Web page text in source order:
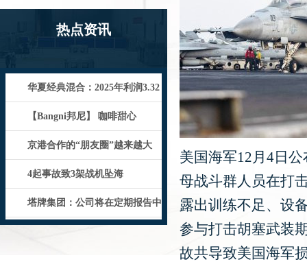
热点资讯
华夏经典混合：2025年利润3.32
亿元 净值增长率22.0
【Bangni邦尼】 咖啡甜心
京港合作的“朋友圈”越来越大
4起事故致3架战机坠海
塔牌集团：公司将在定期报告中
美国海军12月4日
母战斗群人员在打
露出训练不足、设
参与打击胡塞武装
故共导致美国海军